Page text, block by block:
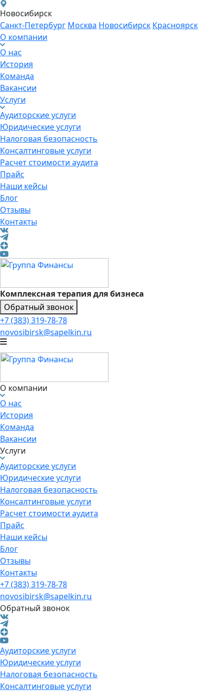
Новосибирск
Санкт-Петербург Москва Новосибирск Красноярск
О компании
О нас
История
Команда
Вакансии
Услуги
Аудиторские услуги
Юридические услуги
Налоговая безопасность
Консалтинговые услуги
Расчет стоимости аудита
Прайс
Наши кейсы
Блог
Отзывы
Контакты
Комплексная терапия для бизнеса
Обратный звонок
+7 (383) 319-78-78
novosibirsk@sapelkin.ru
О компании
О нас
История
Команда
Вакансии
Услуги
Аудиторские услуги
Юридические услуги
Налоговая безопасность
Консалтинговые услуги
Расчет стоимости аудита
Прайс
Наши кейсы
Блог
Отзывы
Контакты
+7 (383) 319-78-78
novosibirsk@sapelkin.ru
Обратный звонок
Аудиторские услуги
Юридические услуги
Налоговая безопасность
Консалтинговые услуги